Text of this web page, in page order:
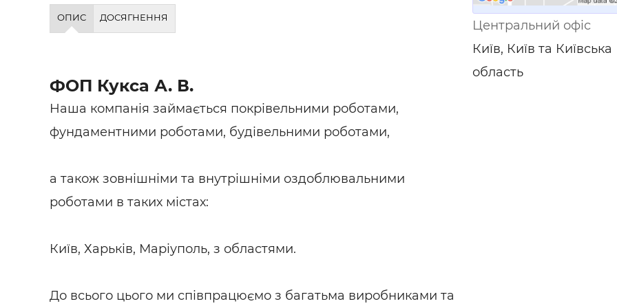
Робота в
Резюме
ОПИС ДОСЯГНЕННЯ
ФОП Кукса А. В.
Наша компанія займається покрівельними роботами,
фундаментними роботами, будівельними роботами,
а також зовнішніми та внутрішніми оздоблювальними
роботами в таких містах:
Київ, Харьків, Маріуполь, з областями.
До всього цього ми співпрацюємо з багатьма виробниками та
Центральний офіс
Київ, Київ та Київська
область